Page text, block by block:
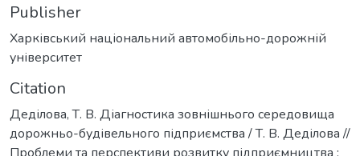
Publisher
Харківський національний автомобільно-дорожній
університет
Citation
Деділова, Т. В. Діагностика зовнішнього середовища
дорожньо-будівельного підприємства / Т. В. Деділова //